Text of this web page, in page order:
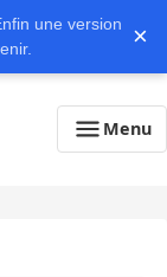
une version
×
Menu